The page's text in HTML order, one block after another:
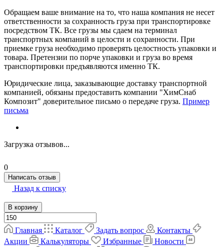
Обращаем ваше внимание на то, что наша компания не несет
ответственности за сохранность груза при транспортировке
посредством ТК. Все грузы мы сдаем на терминал
транспортных компаний в целости и сохранности. При
приемке груза необходимо проверять целостность упаковки и
товара. Претензии по порче упаковки и груза во время
транспортировки предъявляются именно ТК.
Юридические лица, заказывающие доставку транспортной
компанией, обязаны предоставить компании "ХимСнаб
Композит" доверительное письмо о передаче груза. Пример
письма
Загрузка отзывов...
0
Написать отзыв
Назад к списку
В корзину
Главная Каталог Задать вопрос
Контакты
Акции
Калькуляторы Избранные
Новости